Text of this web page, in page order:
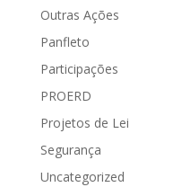
Outras Ações
Panfleto
Participações
PROERD
Projetos de Lei
Segurança
Uncategorized